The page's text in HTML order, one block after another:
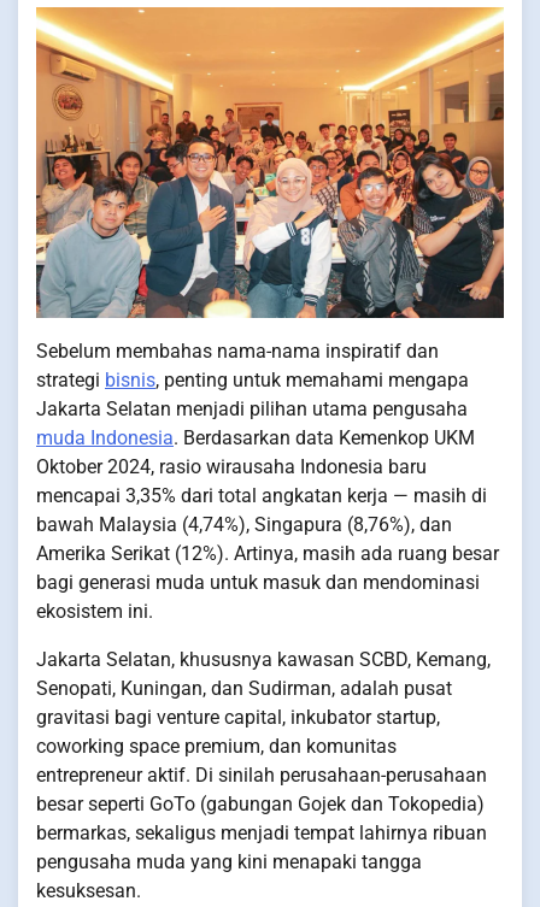
Sebelum membahas nama-nama inspiratif dan
strategi bisnis, penting untuk memahami mengapa
Jakarta Selatan menjadi pilihan utama pengusaha
muda Indonesia. Berdasarkan data Kemenkop UKM
Oktober 2024, rasio wirausaha Indonesia baru
mencapai 3,35% dari total angkatan kerja — masih di
bawah Malaysia (4,74%), Singapura (8,76%), dan
Amerika Serikat (12%). Artinya, masih ada ruang besar
bagi generasi muda untuk masuk dan mendominasi
ekosistem ini.
Jakarta Selatan, khususnya kawasan SCBD, Kemang,
Senopati, Kuningan, dan Sudirman, adalah pusat
gravitasi bagi venture capital, inkubator startup,
coworking space premium, dan komunitas
entrepreneur aktif. Di sinilah perusahaan-perusahaan
besar seperti GoTo (gabungan Gojek dan Tokopedia)
bermarkas, sekaligus menjadi tempat lahirnya ribuan
pengusaha muda yang kini menapaki tangga
kesuksesan.